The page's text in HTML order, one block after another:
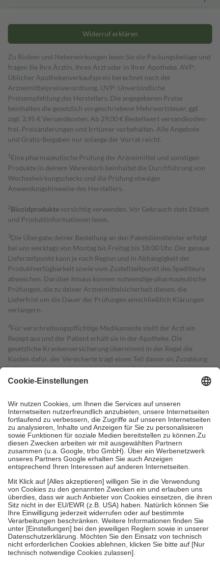
Widerruf erklären
Zu Risiken und Nebenwirkungen lesen Sie die Packungsbeilage und
fragen Sie Ihre Ärztin, Ihren Arzt oder in Ihrer Apotheke. AVP:
Üblicher Apothekenverkaufspreis berechnet nach der
Arzneimittelpreisverordnung. UVP: Unverbindliche
Preisempfehlung des Herstellers. Die angegebenen Preise
beinhalten die gesetzlich vorgeschriebene Mehrwertsteuer, ggf.
zzgl. 3,95 € Versandkosten. Ab 29,00 € Bestell­wert versand­kosten­
frei. Preisänderungen und Irrtümer vorbehalten. Alle Angebote
und Gratis-Beigaben nur solange der Vorrat reicht.
1 Eine pharmazeutische Prüfung der Arzneimittel und sonstigen
Produkte in deinem Warenkorb beinhaltet die Durchführung von
Wechselwirkungschecks und die Prüfung etwaiger
Anwendungshinweise des Herstellers.
2Biozidproduktevorsichtig verwenden. Vor Gebrauch stets Etikett
und Produktinformationen lesen.
3Die Übergabe deiner Bestellung an den Paketdienstleister erfolgt
bei uns werktags von Montag bis Freitag bis 18:00 Uhr. Der genaue
Lieferzeitpunkt kann je nach Region und in Abhängigkeit der
Produktverfügbarkeit sowie vom Zustellzeitpunkt des Spediteurs
abweichen. Darüber hinaus können notwendige pharmazeutische
Prüfungen, die zu deiner Arzneimittelsicherheit dienen, die
Lieferfrist um die Dauer der Prüfungen einschließlich Klärungen
verlängern.
4Für verschreibungspflichtige Medikamente stellt der Arzt ein
Rezept aus und der Patient erhält sie in der Apotheke. Die
gesetzliche Krankenversicherung übernimmt in der Regel die
Kosten dafür, der Versicherte trägt einen Teil davon als Zuzahlung
mit.
Grundsätzlich leisten Mitglieder Zuzahlungen in Höhe von zehn
höchstens zehn Euro.
Es sind jedoch nie mehr als die tatsächlichen
Kosten der Leistung zu entrichten.
Diese Regeln gelten grundsätzlich auch für Online-Apotheken.
Bei Heilmitteln und häuslicher Krankenpflege beträgt die
Zuzahlung zehn Prozent der Kosten sowie zehn Euro je
Verordnung.
Um das Engagement der Versicherten für ihre eigene Gesundheit zu
stärken und die besondere Stellung der Familie zu unterstützen,
fallenkeine Zuzahlungenan bei:
• Kindern und Jugendlichen bis zum vollendeten 18. Lebensjahr
mit Ausnahme der Fahrkosten
• Untersuchungen zur Vorsorge und Früherkennung, die von der
GKV getragen werden
• empfohlenen Schutzimpfungen
• Harn- und Blutteststreifen